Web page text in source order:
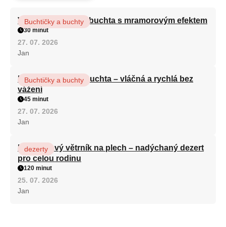
Vláčná olejová litá buchta s mramorovým efektem
Buchtičky a buchty
30 minut
27. 07. 2026
Jan
Hrnková maková buchta – vláčná a rychlá bez
vážení
Buchtičky a buchty
45 minut
27. 07. 2026
Jan
Karamelový větrník na plech – nadýchaný dezert
pro celou rodinu
dezerty
120 minut
25. 07. 2026
Jan